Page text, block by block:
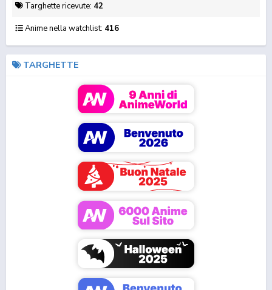
Journey's End
Targhette ricevute: 42
Anime nella watchlist: 416
TARGHETTE